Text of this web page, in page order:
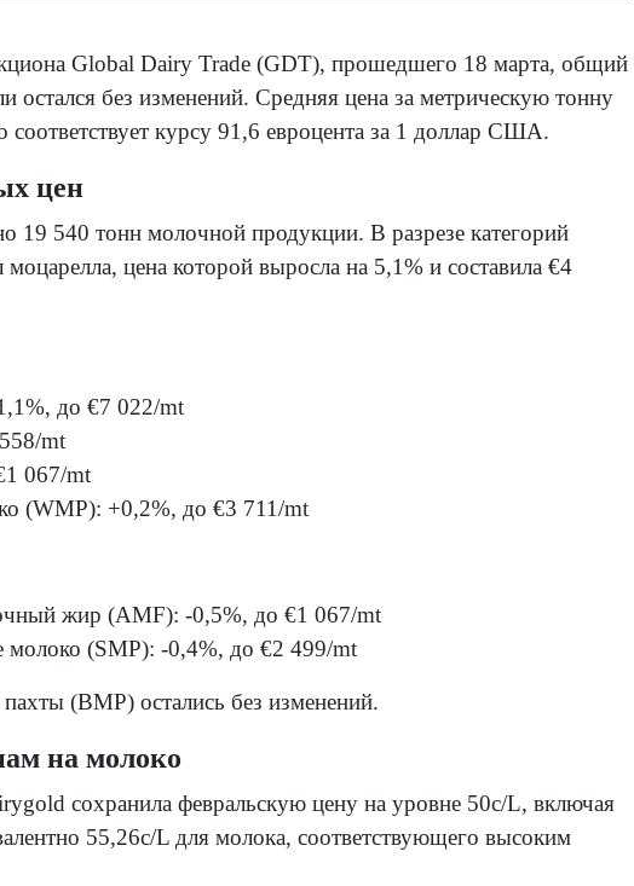
Global Dairy Trade (GDT), прошедшего 18 марта, общий
остался без изменений. Средняя цена за метрическую тонну
соответствует курсу 91,6 евроцента за 1 доллар США.
цен
19 540 тонн молочной продукции. В разрезе категорий
цена которой выросла на 5,1% и составила €4
до €7 022/mt
mt
067/mt
(WMP): +0,2%, до €3 711/mt
жир (AMF): -0,5%, до €1 067/mt
молоко (SMP): -0,4%, до €2 499/mt
(BMP) остались без изменений.
на молоко
сохранила февральскую цену на уровне 50c/L, включая
55,26c/L для молока, соответствующего высоким